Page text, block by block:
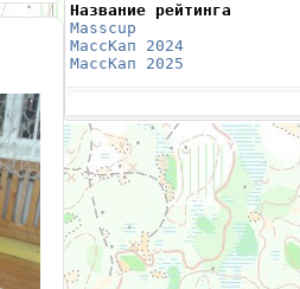
Название рейтинга
Masscup
МассКап 2024
МассКап 2025